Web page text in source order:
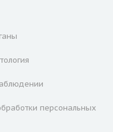
персональных